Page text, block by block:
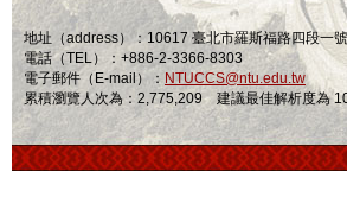
地址（address）：10617 臺北市羅斯福路四段一
電話（TEL）：+886-2-3366-8303
電子郵件（E-mail）： NTUCCS@ntu.edu.tw
累積瀏覽人次為：2,775,209 建議最佳解析度為